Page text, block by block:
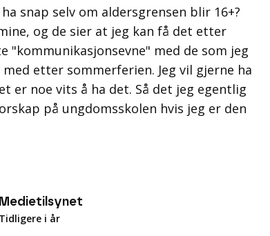
snap selv om aldersgrensen blir 16+?
og de sier at jeg kan få det etter
"kommunikasjonsevne" med de som jeg
etter sommerferien. Jeg vil gjerne ha
er noe vits å ha det. Så det jeg egentlig
på ungdomsskolen hvis jeg er den
Medietilsynet
Tidligere i år